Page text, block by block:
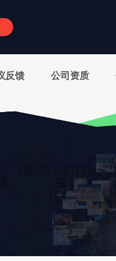
书桌
告配音王
反馈 公司资质